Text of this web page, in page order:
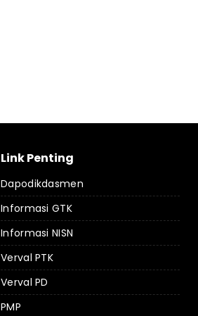
Link Penting
Dapodikdasmen
Informasi GTK
Informasi NISN
Verval PTK
Verval PD
PMP